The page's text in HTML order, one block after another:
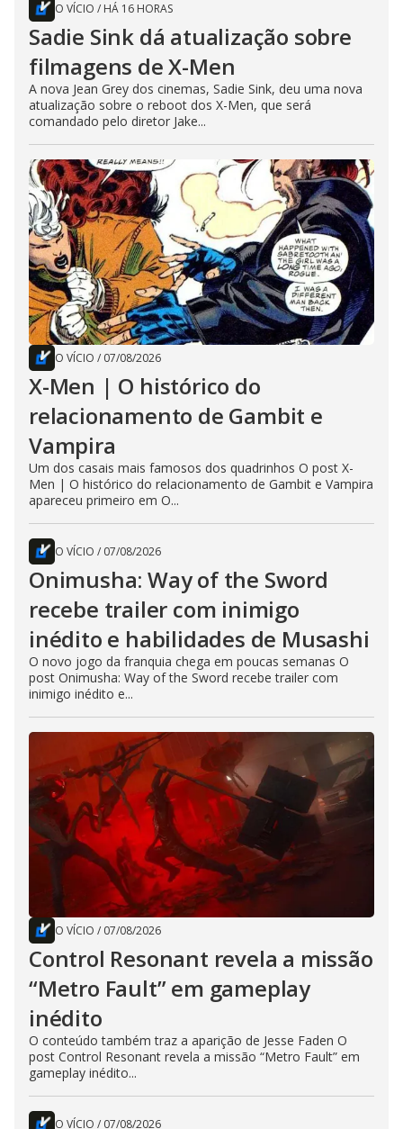
O VÍCIO / HÁ 16 HORAS
Sadie Sink dá atualização sobre
filmagens de X-Men
A nova Jean Grey dos cinemas, Sadie Sink, deu uma nova
atualização sobre o reboot dos X-Men, que será
comandado pelo diretor Jake...
O VÍCIO / 07/08/2026
X-Men | O histórico do
relacionamento de Gambit e
Vampira
Um dos casais mais famosos dos quadrinhos O post X-
Men | O histórico do relacionamento de Gambit e Vampira
apareceu primeiro em O...
O VÍCIO / 07/08/2026
Onimusha: Way of the Sword
recebe trailer com inimigo
inédito e habilidades de Musashi
O novo jogo da franquia chega em poucas semanas O
post Onimusha: Way of the Sword recebe trailer com
inimigo inédito e...
O VÍCIO / 07/08/2026
Control Resonant revela a missão
“Metro Fault” em gameplay
inédito
O conteúdo também traz a aparição de Jesse Faden O
post Control Resonant revela a missão “Metro Fault” em
gameplay inédito...
O VÍCIO / 07/08/2026